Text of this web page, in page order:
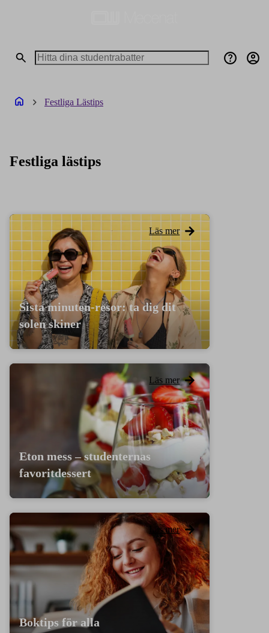
Festliga Lästips
Festliga lästips
Sista minuten-resor: ta dig dit
solen skiner
Läs mer
Eton mess – studenternas
favoritdessert
Läs mer
Boktips för alla
Läs mer